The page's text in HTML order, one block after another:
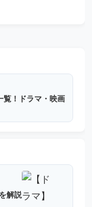
覧！ドラマ・映画
解説